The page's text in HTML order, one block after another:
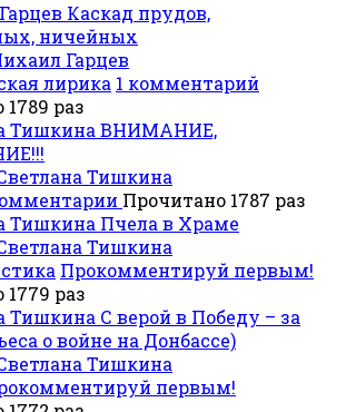
Каскад прудов,
ничейных
Гарцев
лирика 1 комментарий
раз
ВНИМАНИЕ,
Тишкина
Прочитано 1787 раз
Пчела в Храме
Тишкина
Прокомментируй первым!
раз
С верой в Победу – за
о войне на Донбассе)
Тишкина
первым!